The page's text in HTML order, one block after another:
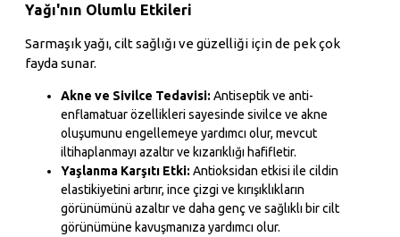
Yağı'nın Olumlu Etkileri
Sarmaşık yağı, cilt sağlığı ve güzelliği için de pek çok
fayda sunar.
Akne ve Sivilce Tedavisi: Antiseptik ve anti-
enflamatuar özellikleri sayesinde sivilce ve akne
oluşumunu engellemeye yardımcı olur, mevcut
iltihaplanmayı azaltır ve kızarıklığı hafifletir.
Yaşlanma Karşıtı Etki: Antioksidan etkisi ile cildin
elastikiyetini artırır, ince çizgi ve kırışıklıkların
görünümünü azaltır ve daha genç ve sağlıklı bir cilt
görünümüne kavuşmanıza yardımcı olur.